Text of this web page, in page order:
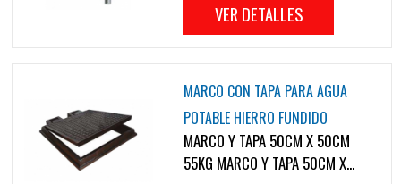
VER DETALLES
MARCO CON TAPA PARA AGUA
POTABLE HIERRO FUNDIDO
MARCO Y TAPA 50CM X 50CM
55KG MARCO Y TAPA 50CM X...